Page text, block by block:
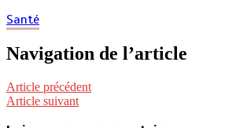
Santé
Navigation de l’article
Article précédent
Article suivant